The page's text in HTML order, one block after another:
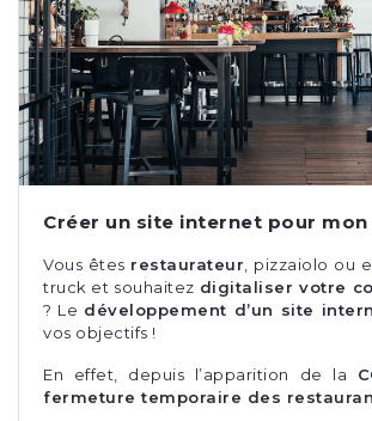
Créer un site internet pour
Vous êtes restaurateur , pizzaiolo ou
truck et souhaitez digitaliser votre
? Le développement d’un site
vos objectifs !
En effet, depuis l’apparition de la
fermeture temporaire des